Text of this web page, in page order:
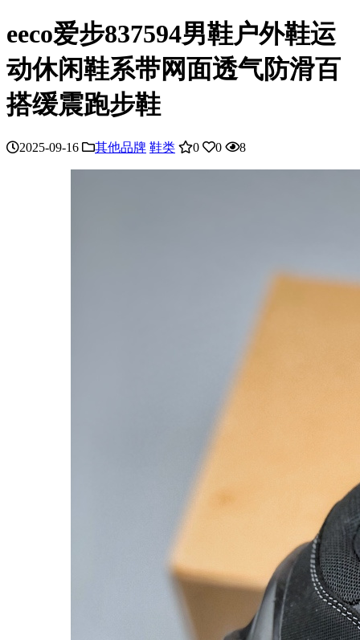
eeco爱步837594男鞋户外鞋运
动休闲鞋系带网面透气防滑百
搭缓震跑步鞋
2025-09-16 其他品牌 鞋类 0 0 8